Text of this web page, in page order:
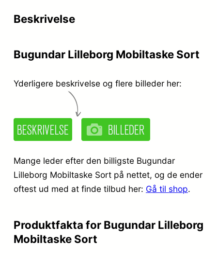
i
v
k
.
9
9
k
3
9
,
5
Beskrivelse
Bugundar Lilleborg Mobiltaske Sort
Yderligere beskrivelse og flere billeder her:
Mange leder efter den billigste Bugundar
Lilleborg Mobiltaske Sort på nettet, og de ender
oftest ud med at finde tilbud her: Gå til shop.
Produktfakta for Bugundar Lilleborg
Mobiltaske Sort